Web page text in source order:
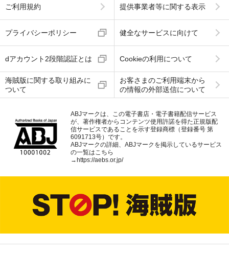
ご利用規約 提供事業者等に関する表示
プライバシーポリシー 健全なサービスに向けて
dアカウント2段階認証とは Cookieの利用について
海賊版に関する取り組みに
ついて
お客さまのご利用端末から
の情報の外部送信について
ABJマークは、この電子書店・電子書籍配信サービス
が、著作権者からコンテンツ使用許諾を得た正規版配
信サービスであることを示す登録商標（登録番号 第
6091713号）です。
ABJマークの詳細、ABJマークを掲示しているサービス
の一覧はこちら
→https://aebs.or.jp/